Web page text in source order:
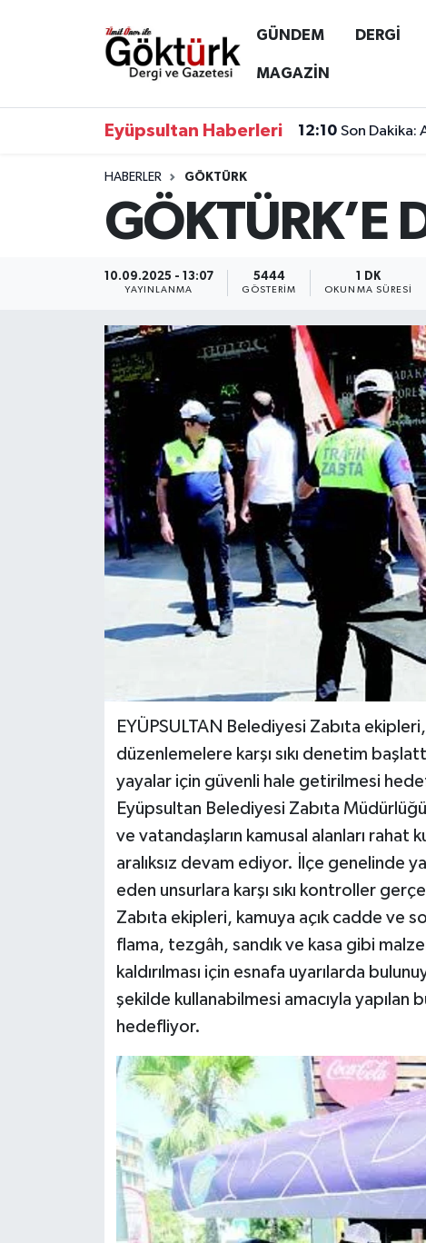
GÜNDEM DERGİ
MAGAZİN
Eyüpsultan Haberleri 12:10 Son Dakika:
HABERLER GÖKTÜRK
GÖKTÜRK’E
10.09.2025 - 13:07
YAYINLANMA
5444
GÖSTERIM
1 DK
OKUNMA SÜRESI
EYÜPSULTAN Belediyesi Zabıta
düzenlemelere karşı sıkı denetim
yayalar için güvenli hale getirilmesi
Eyüpsultan Belediyesi Zabıta
ve vatandaşların kamusal alanları rahat
aralıksız devam ediyor. İlçe genelinde
eden unsurlara karşı sıkı kontroller
Zabıta ekipleri, kamuya açık cadde ve
flama, tezgâh, sandık ve kasa gibi
kaldırılması için esnafa uyarılarda
şekilde kullanabilmesi amacıyla yapılan
hedefliyor.
Anne Çocuk
GÖKTÜRK
GÜNDEM
KEMERBURGAZ
KÜLTÜR - SANAT
MAGAZİN
ÖZEL HABER
TEKNOLOJİ
Eyüpsultan Hava Durumu
Tüm Manşetler